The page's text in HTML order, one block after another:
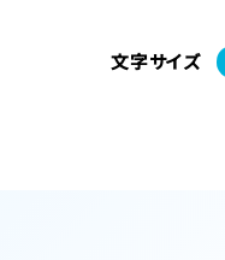
文字サイズ